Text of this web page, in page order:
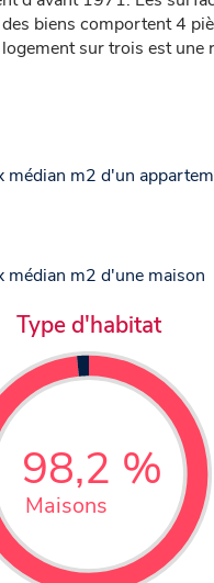
biens comportent 4
sur trois est une
médian m2 d'un
médian m2 d'une maison
Type d'habitat
98,2 %
Maisons